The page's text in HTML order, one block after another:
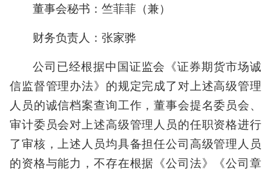
董事会秘书：竺菲菲（兼）
财务负责人：张家骅
公司已经根据中国证监会《证券期货市场诚
信监督管理办法》的规定完成了对上述高级管理
人员的诚信档案查询工作，董事会提名委员会、
审计委员会对上述高级管理人员的任职资格进行
了审核，上述人员均具备担任公司高级管理人员
的资格与能力，不存在根据《公司法》《公司章